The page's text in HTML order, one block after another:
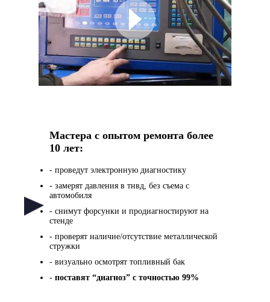
Мастера с опытом ремонта более
10 лет:
- проведут электронную диагностику
- замерят давления в тнвд, без съема с
автомобиля
- снимут форсунки и продиагностируют на
стенде
- проверят наличие/отсутствие металлической
стружки
- визуально осмотрят топливный бак
- поставят “диагноз” с точностью 99%